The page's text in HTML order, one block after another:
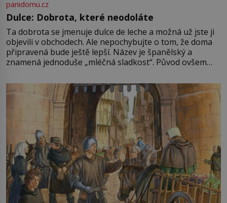
panidomu.cz
Dulce: Dobrota, které neodoláte
Ta dobrota se jmenuje dulce de leche a možná už jste ji
objevili v obchodech. Ale nepochybujte o tom, že doma
připravená bude ještě lepší. Název je španělský a
znamená jednoduše „mléčná sladkost“. Původ ovšem
pře hned několik latinskoamerických zemí a k tomu
Francie, kde se traduje,